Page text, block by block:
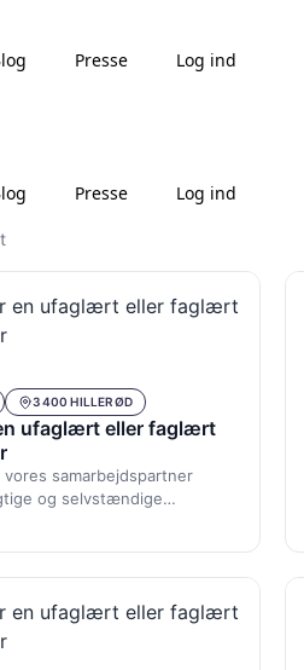
Presse Log ind
Presse Log ind
3400 HILLERØD
ufaglært eller faglært
vores samarbejdspartner
og selvstændige
primært opgaver i